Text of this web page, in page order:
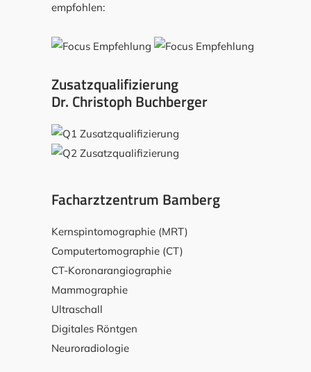
empfohlen:
Zusatzqualifizierung
Dr. Christoph Buchberger
Facharztzentrum Bamberg
Kernspintomographie (MRT)
Computertomographie (CT)
CT-Koronarangiographie
Mammographie
Ultraschall
Digitales Röntgen
Neuroradiologie